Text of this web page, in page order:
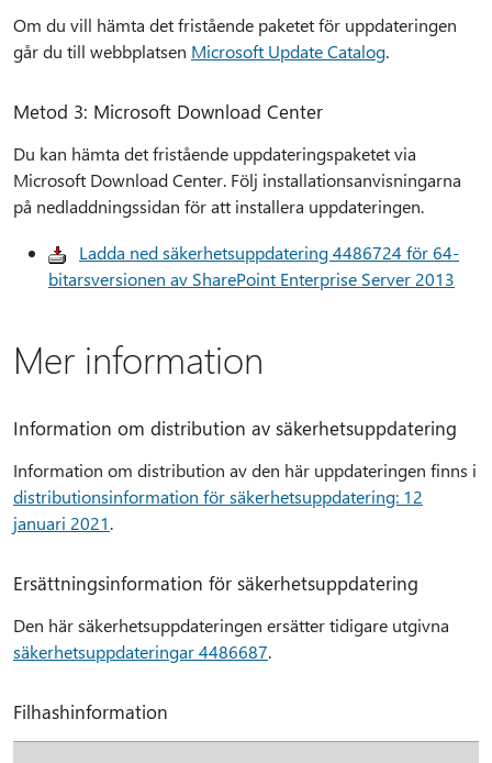
Om du vill hämta det fristående paketet för uppdateringen
går du till webbplatsen Microsoft Update Catalog.
Metod 3: Microsoft Download Center
Du kan hämta det fristående uppdateringspaketet via
Microsoft Download Center. Följ installationsanvisningarna
på nedladdningssidan för att installera uppdateringen.
Ladda ned säkerhetsuppdatering 4486724 för 64-
bitarsversionen av SharePoint Enterprise Server 2013
Mer information
Information om distribution av säkerhetsuppdatering
Information om distribution av den här uppdateringen finns i
distributionsinformation för säkerhetsuppdatering: 12
januari 2021.
Ersättningsinformation för säkerhetsuppdatering
Den här säkerhetsuppdateringen ersätter tidigare utgivna
säkerhetsuppdateringar 4486687.
Filhashinformation